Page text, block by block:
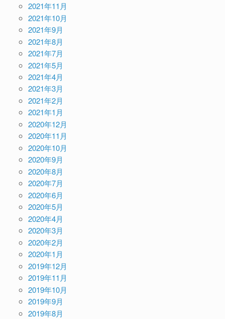
2021年11月
2021年10月
2021年9月
2021年8月
2021年7月
2021年5月
2021年4月
2021年3月
2021年2月
2021年1月
2020年12月
2020年11月
2020年10月
2020年9月
2020年8月
2020年7月
2020年6月
2020年5月
2020年4月
2020年3月
2020年2月
2020年1月
2019年12月
2019年11月
2019年10月
2019年9月
2019年8月